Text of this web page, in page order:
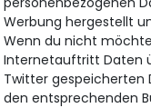
Werbung hergestellt
Wenn du nicht
Internetauftritt Daten
Twitter gespeicherten
den entsprechenden